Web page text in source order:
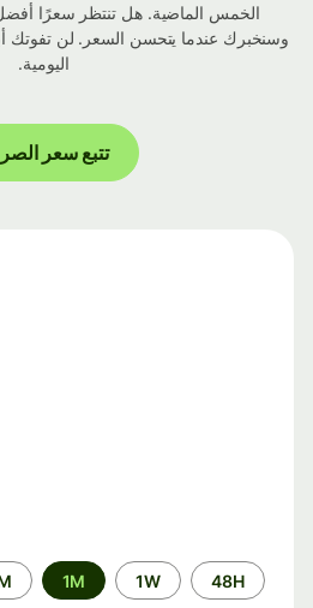
الخمس الماضية. هل تنتظر سعرًا أفضل؟
وسنخبرك عندما يتحسن السعر. لن تفوتك أبدًا
اليومية.
تتبع سعر الصرف
الفترة
الزمنية
48H
1W
1M
6M